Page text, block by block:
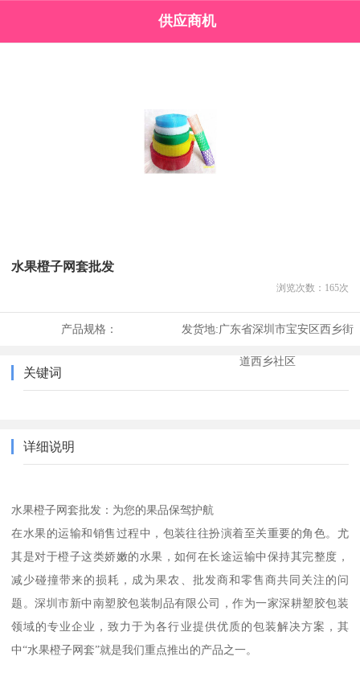
供应商机
水果橙子网套批发
浏览次数： 165次
产品规格： 发货地:广东省深圳市宝安区西乡街
道西乡社区
关键词
详细说明
水果橙子网套批发：为您的果品保驾护航
在水果的运输和销售过程中，包装往往扮演着至关重要的角色。尤
其是对于橙子这类娇嫩的水果，如何在长途运输中保持其完整度，
减少碰撞带来的损耗，成为果农、批发商和零售商共同关注的问
题。深圳市新中南塑胶包装制品有限公司，作为一家深耕塑胶包装
领域的专业企业，致力于为各行业提供优质的包装解决方案，其
中“水果橙子网套”就是我们重点推出的产品之一。